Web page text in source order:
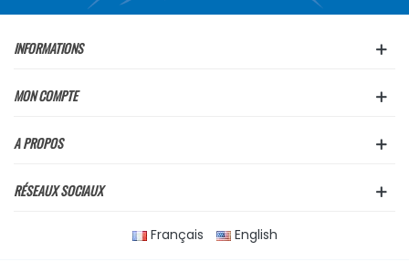
INFORMATIONS
MON COMPTE
A PROPOS
RÉSEAUX SOCIAUX
Français English